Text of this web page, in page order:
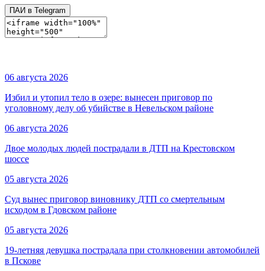
ПАИ в Telegram
06 августа 2026
Избил и утопил тело в озере: вынесен приговор по
уголовному делу об убийстве в Невельском районе
06 августа 2026
Двое молодых людей пострадали в ДТП на Крестовском
шоссе
05 августа 2026
Суд вынес приговор виновнику ДТП со смертельным
исходом в Гдовском районе
05 августа 2026
19-летняя девушка пострадала при столкновении автомобилей
в Пскове